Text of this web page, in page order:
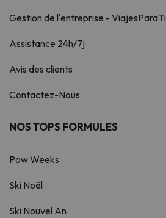
Gestion de l'entreprise - ViajesParaTi
Assistance 24h/7j
Avis des clients
Contactez-Nous
NOS TOPS FORMULES
Pow Weeks
Ski Noël
Ski Nouvel An